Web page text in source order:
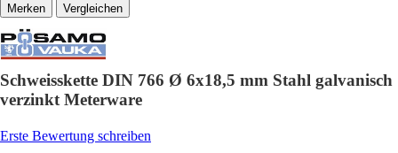
Vergleichen
Schweisskette DIN 766 Ø 6x18,5 mm Stahl galvanisch
verzinkt Meterware
Erste Bewertung schreiben